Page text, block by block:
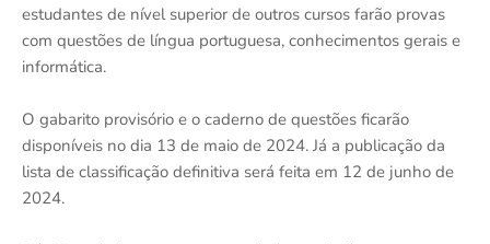
estudantes de nível superior de outros cursos farão provas
com questões de língua portuguesa, conhecimentos gerais e
informática.
O gabarito provisório e o caderno de questões ficarão
disponíveis no dia 13 de maio de 2024. Já a publicação da
lista de classificação definitiva será feita em 12 de junho de
2024.